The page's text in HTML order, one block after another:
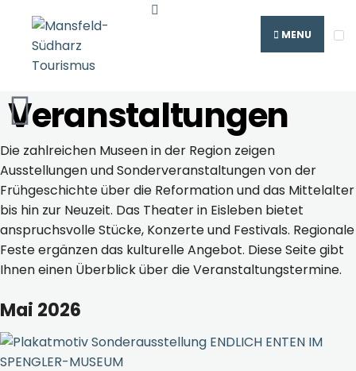
MENU
Veranstaltungen
Die zahlreichen Museen in der Region zeigen
Ausstellungen und Sonderveranstaltungen von der
Frühgeschichte über die Reformation und das Mittelalter
bis hin zur Neuzeit. Das Theater in Eisleben bietet
anspruchsvolle Stücke, Konzerte und Festivals. Regionale
Feste ergänzen das kulturelle Angebot. Diese Seite gibt
Ihnen einen Überblick über die Veranstaltungstermine.
Mai 2026